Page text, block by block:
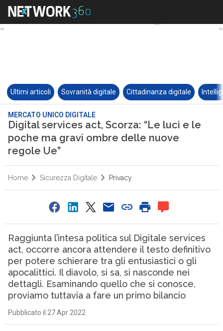
Ultimi articoli Sovranità digitale Cittadinanza digitale
MERCATO UNICO DIGITALE
Digital services act, Scorza: “Le luci e le
poche ma gravi ombre delle nuove
regole Ue”
Home Sicurezza Digitale Privacy
Raggiunta l’intesa politica sul Digitale services
act, occorre ancora attendere il testo definitivo
per potere schierare tra gli entusiastici o gli
apocalittici. Il diavolo, si sa, si nasconde nei
dettagli. Esaminando quello che si conosce,
proviamo tuttavia a fare un primo bilancio
Pubblicato il 27 Apr 2022